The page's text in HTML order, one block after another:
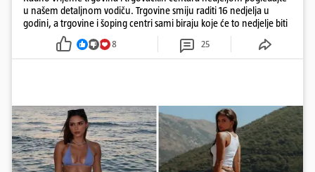
u našem detaljnom vodiču. Trgovine smiju raditi 16 nedjelja u
godini, a trgovine i šoping centri sami biraju koje će to nedjelje biti
8 25